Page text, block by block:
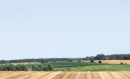
Медіа Сівалки